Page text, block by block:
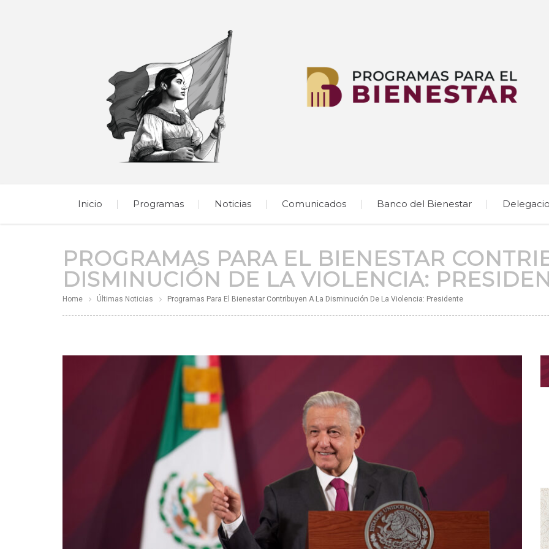
Inicio Programas Noticias Comunicados Banco del Bienestar
PROGRAMAS PARA EL BIENESTAR
DISMINUCIÓN DE LA VIOLENCIA:
Home Últimas Noticias Programas Para El Bienestar Contribuyen A La Disminución De La Violencia: Presidente